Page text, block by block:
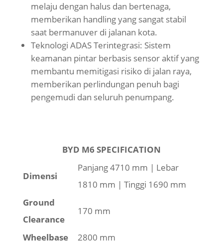
melaju dengan halus dan bertenaga,
memberikan handling yang sangat stabil
saat bermanuver di jalanan kota.
Teknologi ADAS Terintegrasi: Sistem
keamanan pintar berbasis sensor aktif yang
membantu memitigasi risiko di jalan raya,
memberikan perlindungan penuh bagi
pengemudi dan seluruh penumpang.
BYD M6 SPECIFICATION
Dimensi
Panjang 4710 mm | Lebar
1810 mm | Tinggi 1690 mm
Ground
Clearance
170 mm
Wheelbase 2800 mm